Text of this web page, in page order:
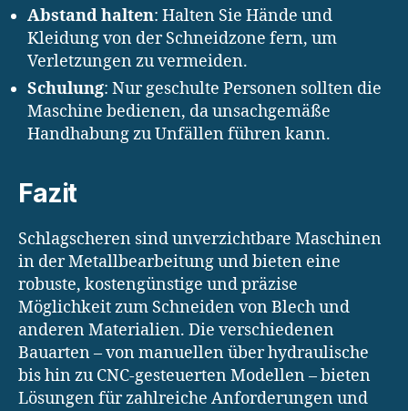
Abstand halten: Halten Sie Hände und
Kleidung von der Schneidzone fern, um
Verletzungen zu vermeiden.
Schulung: Nur geschulte Personen sollten die
Maschine bedienen, da unsachgemäße
Handhabung zu Unfällen führen kann.
Fazit
Schlagscheren sind unverzichtbare Maschinen
in der Metallbearbeitung und bieten eine
robuste, kostengünstige und präzise
Möglichkeit zum Schneiden von Blech und
anderen Materialien. Die verschiedenen
Bauarten – von manuellen über hydraulische
bis hin zu CNC-gesteuerten Modellen – bieten
Lösungen für zahlreiche Anforderungen und